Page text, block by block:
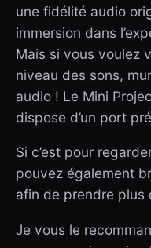
une fidélité audio
immersion dans
Mais si vous voulez
niveau des sons,
audio ! Le Mini
dispose d’un port
Si c’est pour
pouvez également
afin de prendre plus
Je vous le